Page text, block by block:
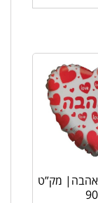
מק”ט